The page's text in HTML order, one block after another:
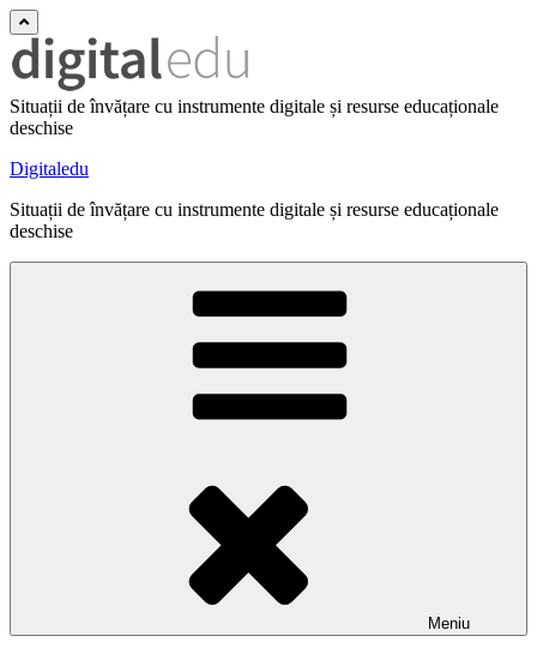
Situații de învățare cu instrumente digitale și resurse educaționale
deschise
Digitaledu
Situații de învățare cu instrumente digitale și resurse educaționale
deschise
Meniu